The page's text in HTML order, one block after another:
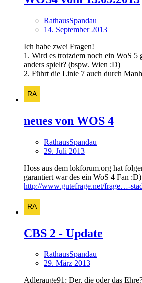
RathausSpandau
14. September 2013
Ich habe zwei Fragen!
1. Wird es trotzdem noch ein WoS 5
anders spielt? (bspw. Wien :D)
2. Führt die Linie 7 auch durch
neues von WOS 4
RathausSpandau
29. Juli 2013
Hoss aus dem lokforum.org hat
garantiert war des ein WoS 4 Fan :D):
http://www.gutefrage.net/frage…-
CBS 2 - Update
RathausSpandau
29. März 2013
Adlerauge91: Der, die oder das